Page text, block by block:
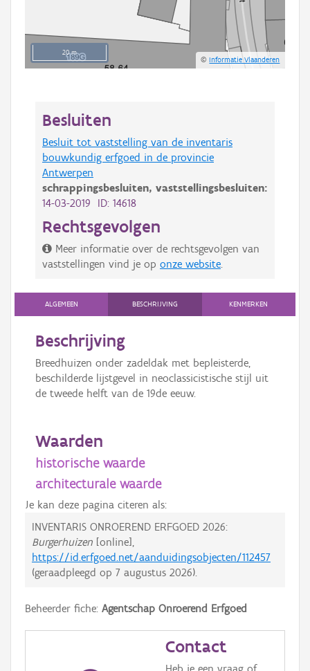
20 m
©Informatie Vlaanderen
Besluiten
Besluit tot vaststelling van de inventaris
bouwkundig erfgoed in de provincie
Antwerpen
schrappingsbesluiten, vaststellingsbesluiten:
14-03-2019 ID: 14618
Rechtsgevolgen
Meer informatie over de rechtsgevolgen van
vaststellingen vind je op onze website
ALGEMEEN BESCHRIJVING KENMERKEN
Beschrijving
Breedhuizen onder zadeldak met bepleisterde,
beschilderde lijstgevel in neoclassicistische stijl uit
de tweede helft van de 19de eeuw.
Waarden
historische waarde
architecturale waarde
Je kan deze pagina citeren als:
INVENTARIS ONROEREND ERFGOED 2026:
Burgerhuizen [online],
https://id.erfgoed.net/aanduidingsobjecten/112457
(geraadpleegd op 7 augustus 2026).
Beheerder fiche: Agentschap Onroerend Erfgoed
Contact